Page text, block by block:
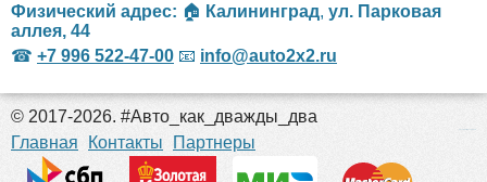
Физический адрес: 🏠 Калининград, ул. Парковая
аллея, 44
☎ +7 996 522-47-00 📧 info@auto2x2.ru
© 2017-2026. #Авто_как_дважды_два
Главная
Контакты Партнеры